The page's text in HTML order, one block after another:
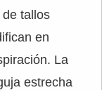
tallos
en
La
estrecha